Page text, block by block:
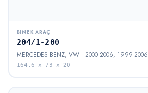
BINEK ARAÇ
204/1-200
MERCEDES-BENZ, VW · 2000-2006, 1999-2006
164.6 x 73 x 20